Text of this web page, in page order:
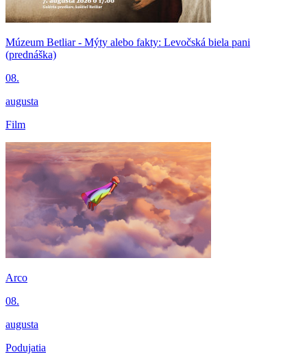
Múzeum Betliar - Mýty alebo fakty: Levočská biela pani
(prednáška)
08.
augusta
Film
Arco
08.
augusta
Podujatia